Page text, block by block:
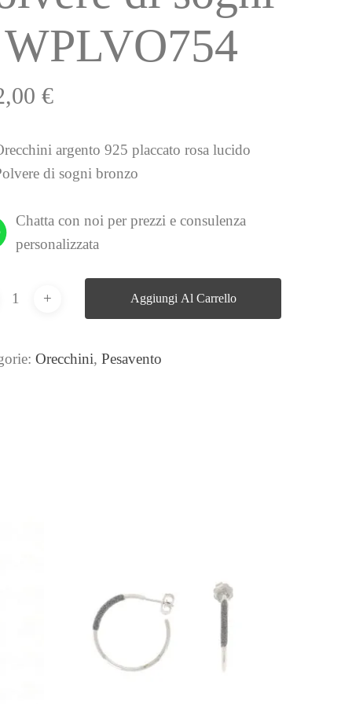
€
argento 925 placcato rosa lucido
di sogni bronzo
Chatta con noi per prezzi e consulenza
personalizzata
Aggiungi Al Carrello
Orecchini,Pesavento